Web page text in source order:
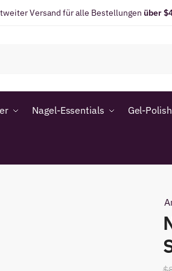
Versand für alle Bestellungen über
Nagel-Essentials Gel-